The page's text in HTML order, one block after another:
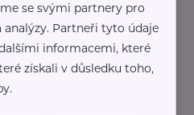
se svými partnery pro
analýzy. Partneři tyto údaje
informacemi, které
získali v důsledku toho,